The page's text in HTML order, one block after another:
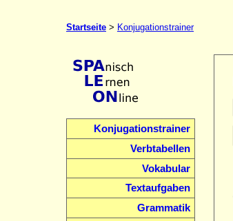
Startseite > Konjugationstrainer
Konjugationstrainer
Verbtabellen
Vokabular
Textaufgaben
Grammatik